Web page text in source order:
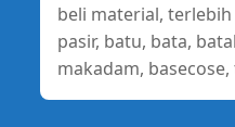
beli material,
pasir, batu, bata,
makadam,